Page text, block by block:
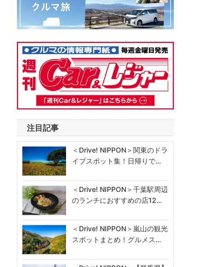
注目記事
＜Drive! NIPPON＞関東のドラ
イブスポット集！日帰りで…
＜Drive! NIPPON＞千葉駅周辺
のランチにおすすめの店12…
＜Drive! NIPPON＞嵐山の観光
スポットまとめ！グルメス…